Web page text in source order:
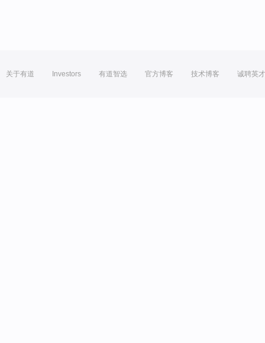
关于有道 Investors 有道智选 官方博客 技术博客 诚聘英才